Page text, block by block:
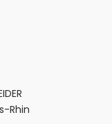
Rhin